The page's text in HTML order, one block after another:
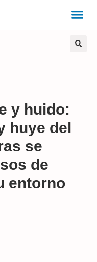
y huido:
huye del
se
de
entorno